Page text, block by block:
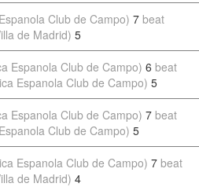
Club de Campo) 7 beat
de Madrid) 5
Espanola Club de Campo) 6 beat
Espanola Club de Campo) 5
Espanola Club de Campo) 7 beat
Club de Campo) 5
Espanola Club de Campo) 7 beat
de Madrid) 4